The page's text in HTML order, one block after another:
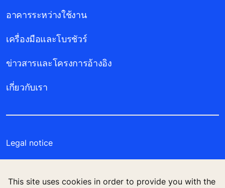
This site uses cookies in order to provide you with the
อาคารระหว่างใช้งาน
เครื่องมือและโบรชัวร์
ข่าวสารและโครงการอ้างอิง
เกี่ยวกับเรา
Legal notice